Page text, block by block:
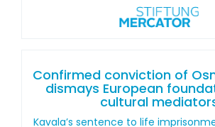
Confirmed conviction of
dismays European
cultural
Kavala’s sentence to life